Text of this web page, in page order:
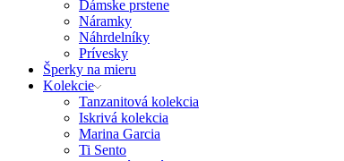
Dámske prstene
Náramky
Náhrdelníky
Prívesky
Šperky na mieru
Kolekcie
Tanzanitová kolekcia
Iskrivá kolekcia
Marina Garcia
Ti Sento